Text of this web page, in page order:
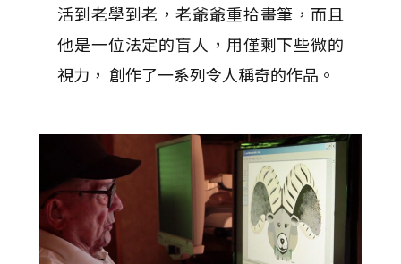
活到老學到老，老爺爺重拾畫筆，而且
他是一位法定的盲人，用僅剩下些微的
視力， 創作了一系列令人稱奇的作品。